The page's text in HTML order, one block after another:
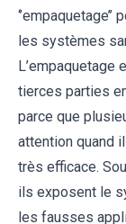
les systèmes
L’empaquetage
tierces parties
parce que
attention quand
très efficace.
ils exposent le
les fausses